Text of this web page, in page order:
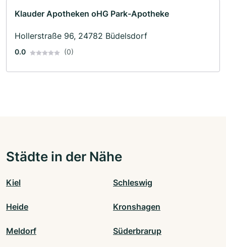
Klauder Apotheken oHG Park-Apotheke
Hollerstraße 96, 24782 Büdelsdorf
0.0 (0)
Städte in der Nähe
Kiel Schleswig
Heide Kronshagen
Meldorf Süderbrarup